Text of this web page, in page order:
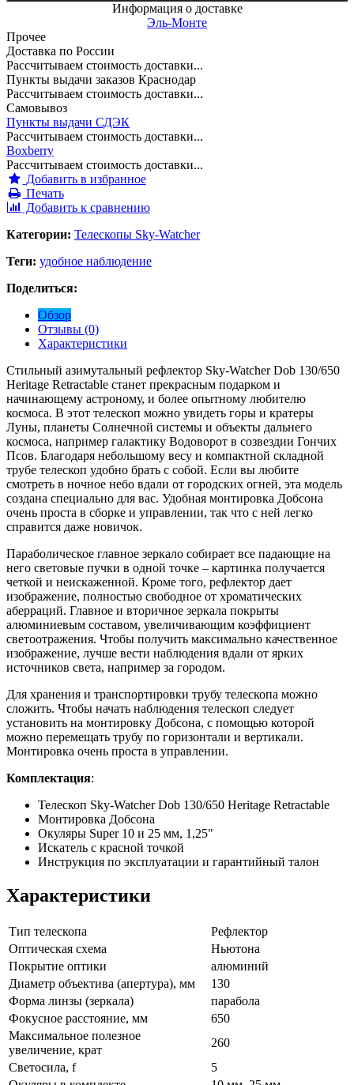
Информация о доставке
Эль-Монте
Прочее
Доставка по России
Рассчитываем стоимость доставки...
Пункты выдачи заказов Краснодар
Рассчитываем стоимость доставки...
Самовывоз
Пункты выдачи СДЭК
Рассчитываем стоимость доставки...
Boxberry
Рассчитываем стоимость доставки...
Добавить в избранное
Печать
Добавить к сравнению
Категории: Телескопы Sky-Watcher
Теги: удобное наблюдение
Поделиться:
Обзор
Отзывы (0)
Характеристики
Стильный азимутальный рефлектор Sky-Watcher Dob 130/650
Heritage Retractable станет прекрасным подарком и
начинающему астроному, и более опытному любителю
космоса. В этот телескоп можно увидеть горы и кратеры
Луны, планеты Солнечной системы и объекты дальнего
космоса, например галактику Водоворот в созвездии Гончих
Псов. Благодаря небольшому весу и компактной складной
трубе телескоп удобно брать с собой. Если вы любите
смотреть в ночное небо вдали от городских огней, эта модель
создана специально для вас. Удобная монтировка Добсона
очень проста в сборке и управлении, так что с ней легко
справится даже новичок.
Параболическое главное зеркало собирает все падающие на
него световые пучки в одной точке – картинка получается
четкой и неискаженной. Кроме того, рефлектор дает
изображение, полностью свободное от хроматических
аберраций. Главное и вторичное зеркала покрыты
алюминиевым составом, увеличивающим коэффициент
светоотражения. Чтобы получить максимально качественное
изображение, лучше вести наблюдения вдали от ярких
источников света, например за городом.
Для хранения и транспортировки трубу телескопа можно
сложить. Чтобы начать наблюдения телескоп следует
установить на монтировку Добсона, с помощью которой
можно перемещать трубу по горизонтали и вертикали.
Монтировка очень проста в управлении.
Комплектация:
Телескоп Sky-Watcher Dob 130/650 Heritage Retractable
Монтировка Добсона
Окуляры Super 10 и 25 мм, 1,25"
Искатель с красной точкой
Инструкция по эксплуатации и гарантийный талон
Характеристики
Тип телескопа
Рефлектор
Оптическая схема
Ньютона
Покрытие оптики
алюминий
Диаметр объектива (апертура), мм
130
Форма линзы (зеркала)
парабола
Фокусное расстояние, мм
650
Максимальное полезное
увеличение, крат
260
Светосила, f
5